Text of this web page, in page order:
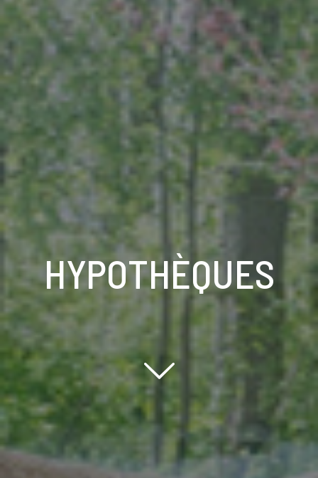
HYPOTHÈQUES
Scroll down